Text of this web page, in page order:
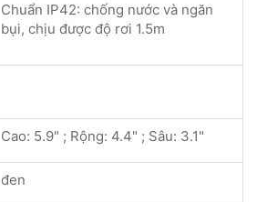
Chuẩn IP42: chống nước và ngăn
bụi, chịu được độ rơi 1.5m
Cao: 5.9" ; Rộng: 4.4" ; Sâu: 3.1"
đen